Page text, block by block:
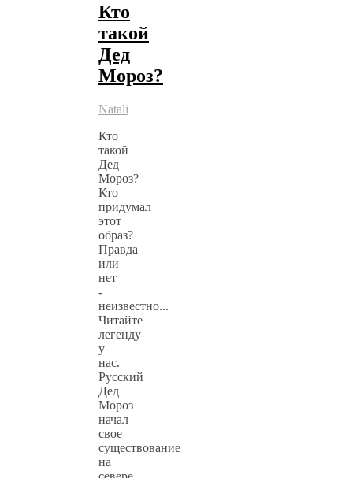
Кто
такой
Дед
Мороз?
Natali
Кто
такой
Дед
Мороз?
Кто
придумал
этот
образ?
Правда
или
нет
-
неизвестно...
Читайте
легенду
у
нас.
Русский
Дед
Мороз
начал
свое
существование
на